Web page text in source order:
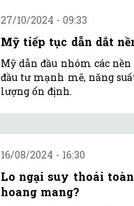
27/10/2024 - 09:33
Mỹ tiếp tục dẫn dắt
Mỹ dẫn đầu nhóm các
đầu tư mạnh mẽ, năng
lượng ổn định.
16/08/2024 - 16:30
Lo ngại suy thoái
hoang mang?